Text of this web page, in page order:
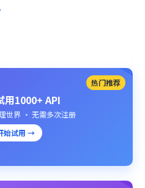
热门推荐
用1000+ API
世界 · 无需多次注册
始试用 →